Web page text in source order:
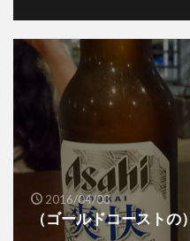
2016/04/03
（ゴールドコースト